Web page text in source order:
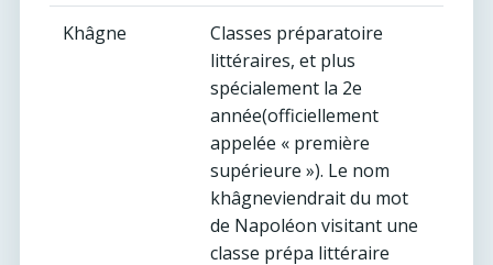
Khâgne
Classes préparatoire
littéraires, et plus
spécialement la 2e
année(officiellement
appelée « première
supérieure »). Le nom
khâgneviendrait du mot
de Napoléon visitant une
classe prépa littéraire